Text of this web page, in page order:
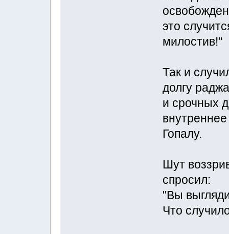
это
милостив!"
Так и
долгу
и срочных
Гопалу.
Шут
спросил:
"Вы
Что